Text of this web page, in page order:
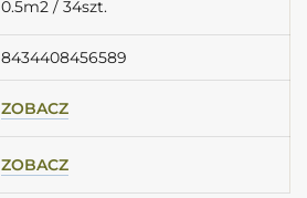
0.5m2 / 34szt.
8434408456589
ZOBACZ
ZOBACZ